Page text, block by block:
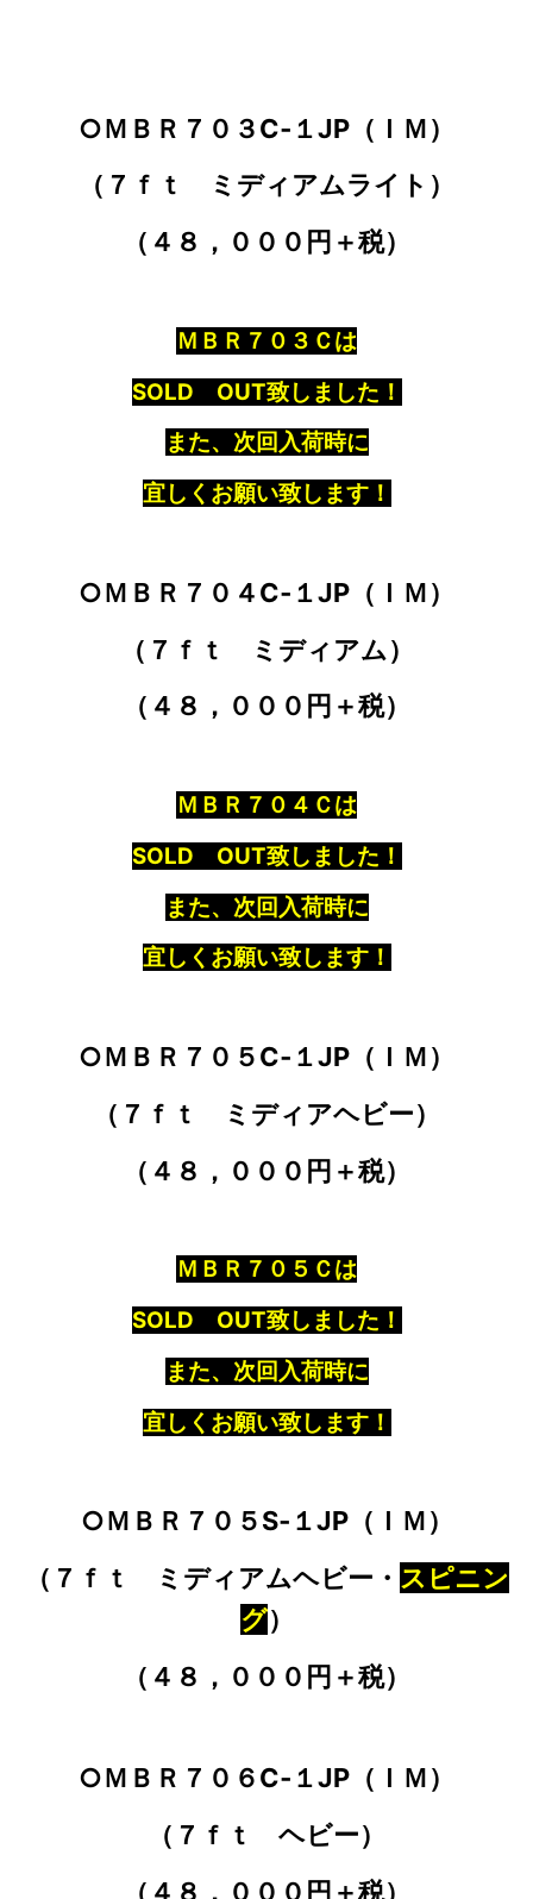
○ＭＢＲ７０３C‐１JP（ＩＭ）
（７ｆｔ ミディアムライト）
（４８，０００円＋税）
ＭＢＲ７０３Ｃは
SOLD OUT致しました！
また、次回入荷時に
宜しくお願い致します！
○ＭＢＲ７０４C‐１JP（ＩＭ）
（７ｆｔ ミディアム）
（４８，０００円＋税）
ＭＢＲ７０４Ｃは
SOLD OUT致しました！
また、次回入荷時に
宜しくお願い致します！
○ＭＢＲ７０５C‐１JP（ＩＭ）
（７ｆｔ ミディアヘビー）
（４８，０００円＋税）
ＭＢＲ７０５Ｃは
SOLD OUT致しました！
また、次回入荷時に
宜しくお願い致します！
○ＭＢＲ７０５S‐１JP（ＩＭ）
（７ｆｔ ミディアムヘビー・ スピニン
グ）
（４８，０００円＋税）
○ＭＢＲ７０６C‐１JP（ＩＭ）
（７ｆｔ ヘビー）
（４８，０００円＋税）